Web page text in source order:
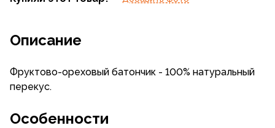
Описание
Фруктово-ореховый батончик - 100% натуральный
перекус.
Особенности